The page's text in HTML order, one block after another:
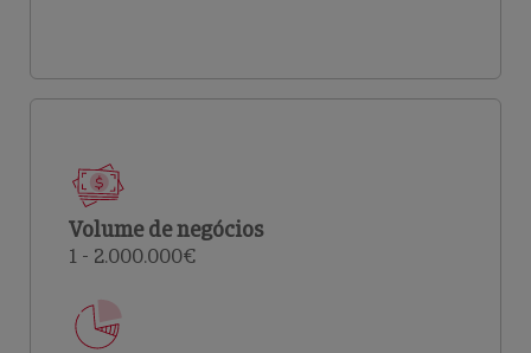
Volume de negócios
1 - 2.000.000€